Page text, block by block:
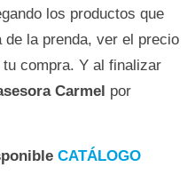
los productos que
la prenda, ver el precio
compra. Y al finalizar
Carmel por
CATÁLOGO